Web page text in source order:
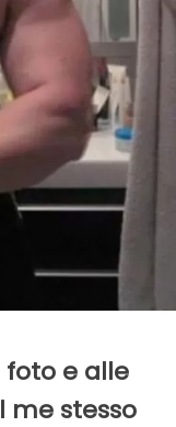
foto e alle
me stesso